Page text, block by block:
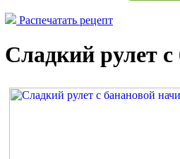
Распечатать рецепт
Сладкий рулет